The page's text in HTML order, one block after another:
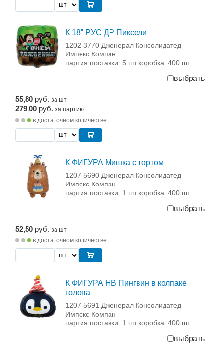
К 18" РУС ДР Пиксели
1202-3770 Дженерал Консолидатед
Импекс Компан
партия поставки: 5 шт коробка: 400 шт
выбрать
55,80 руб. за шт
279,00 руб. за партию
в достаточном количестве
К ФИГУРА Мишка с тортом
1207-5690 Дженерал Консолидатед
Импекс Компан
партия поставки: 1 шт коробка: 400 шт
выбрать
52,50 руб. за шт
в достаточном количестве
К ФИГУРА HB Пингвин в колпаке
голова
1207-5691 Дженерал Консолидатед
Импекс Компан
партия поставки: 1 шт коробка: 400 шт
выбрать